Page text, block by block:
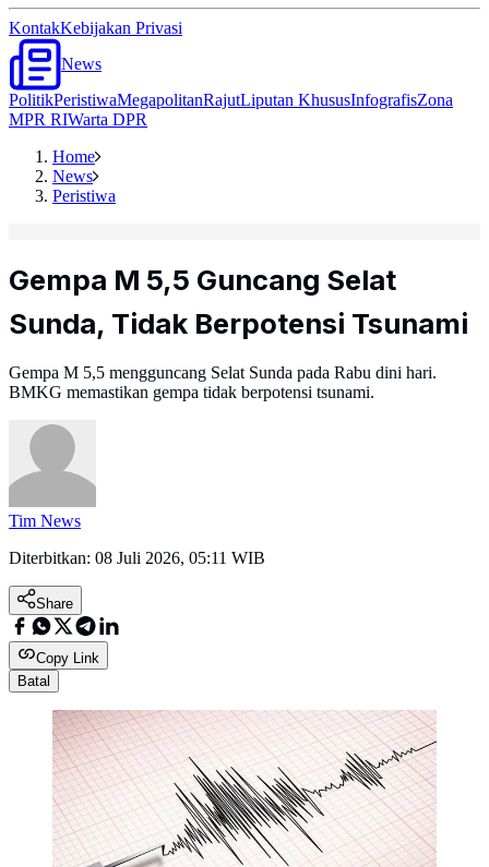
KontakKebijakan Privasi
News
PolitikPeristiwaMegapolitanRajutLiputan KhususInfografisZona
MPR RIWarta DPR
Home
News
Peristiwa
Gempa M 5,5 Guncang Selat
Sunda, Tidak Berpotensi Tsunami
Gempa M 5,5 mengguncang Selat Sunda pada Rabu dini hari.
BMKG memastikan gempa tidak berpotensi tsunami.
Tim News
Diterbitkan: 08 Juli 2026, 05:11 WIB
Share
Copy Link
Batal